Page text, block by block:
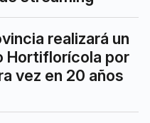
realizará un
Hortiflorícola por
vez en 20 años